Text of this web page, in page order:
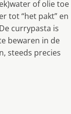
of olie toe
tot “het pakt” en
currypasta is
bewaren in de
steeds precies